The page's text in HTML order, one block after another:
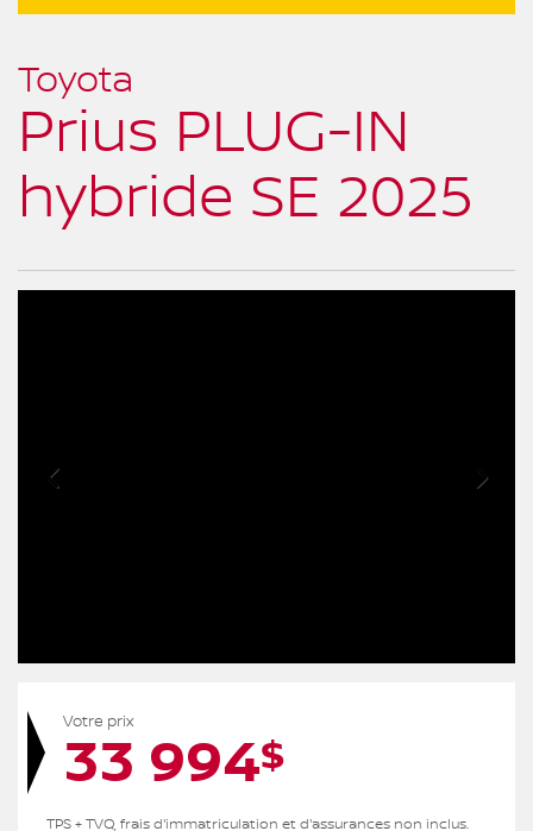
Toyota
Prius PLUG-IN
hybride SE 2025
Votre prix
33 994$
TPS + TVQ, frais d'immatriculation et d'assurances non inclus.